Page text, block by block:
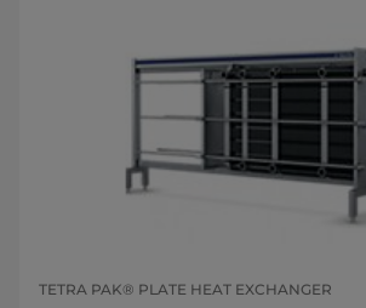
TETRA PAK® PLATE HEAT EXCHANGER